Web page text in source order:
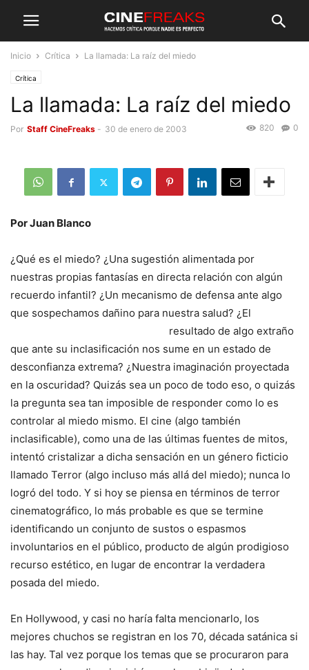
Inicio Crítica La llamada: La raíz del miedo
Crítica
La llamada: La raíz del miedo
Por Staff CineFreaks - 30 de enero de 2003 0
820
Por Juan Blanco
¿Qué es el miedo? ¿Una sugestión alimentada por
nuestras propias fantasías en directa relación con algún
recuerdo infantil? ¿Un mecanismo de defensa ante algo
que sospechamos dañino para nuestra salud? ¿El
resultado de algo extraño
que ante su inclasificación nos sume en un estado de
desconfianza extrema? ¿Nuestra imaginación proyectada
en la oscuridad? Quizás sea un poco de todo eso, o quizás
la pregunta sea tan imposible de responder como lo es
controlar al miedo mismo. El cine (algo también
inclasificable), como una de las últimas fuentes de mitos,
intentó cristalizar a dicha sensación en un género ficticio
llamado Terror (algo incluso más allá del miedo); nunca lo
logró del todo. Y si hoy se piensa en términos de terror
cinematográfico, lo más probable es que se termine
identificando un conjunto de sustos o espasmos
involuntarios en el público, producto de algún prodigioso
recurso estético, en lugar de encontrar la verdadera
posada del miedo.
En Hollywood, y casi no haría falta mencionarlo, los
mejores chuchos se registran en los 70, década satánica si
las hay. Tal vez porque los temas que se procuraron para